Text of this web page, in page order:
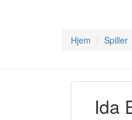
Hjem Spiller
Ida